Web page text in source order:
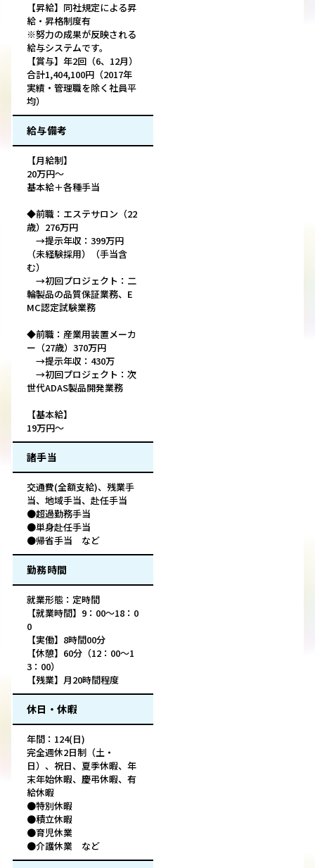
【昇給】同社規定による昇
給・昇格制度有
※努力の成果が反映される
給与システムです。
【賞与】年2回（6、12月）
合計1,404,100円（2017年
実績・管理職を除く社員平
均）
給与備考
【月給制】
20万円～
基本給＋各種手当
◆前職：エステサロン（22
歳）276万円
→提示年収：399万円
（未経験採用）（手当含
む）
→初回プロジェクト：二
輪製品の品質保証業務、E
MC認定試験業務
◆前職：産業用装置メーカ
ー（27歳）370万円
→提示年収：430万
→初回プロジェクト：次
世代ADAS製品開発業務
【基本給】
19万円～
諸手当
交通費(全額支給)、残業手
当、地域手当、赴任手当
●超過勤務手当
●単身赴任手当
●帰省手当 など
勤務時間
就業形態：定時間
【就業時間】9：00～18：0
0
【実働】8時間00分
【休憩】60分（12：00～1
3：00）
【残業】月20時間程度
休日・休暇
年間：124(日)
完全週休2日制（土・
日）、祝日、夏季休暇、年
末年始休暇、慶弔休暇、有
給休暇
●特別休暇
●積立休暇
●育児休業
●介護休業 など